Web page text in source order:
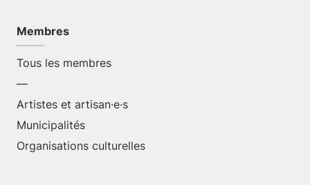
Membres
Tous les membres
—
Artistes et artisan·e·s
Municipalités
Organisations culturelles